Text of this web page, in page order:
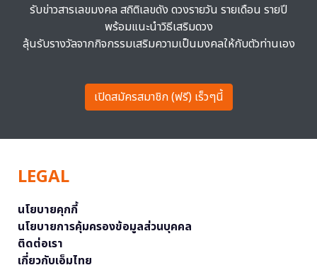
รับข่าวสารเลขมงคล สถิติเลขดัง ดวงรายวัน รายเดือน รายปี
พร้อมแนะนำวิธีเสริมดวง
ลุ้นรับรางวัลจากกิจกรรมเสริมความเป็นมงคลให้กับตัวท่านเอง
เปิดสมัครสมาชิก (ฟรี) เร็วๆนี้
LEGAL
นโยบายคุกกี้
นโยบายการคุ้มครองข้อมูลส่วนบุคคล
ติดต่อเรา
เกี่ยวกับเอ็มไทย